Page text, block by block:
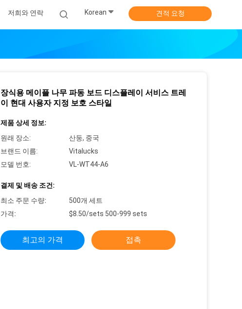
저희와 연락 Korean 견적 요청
장식용 메이플 나무 파동 보드 디스플레이 서비스 트레
이 현대 사용자 지정 보호 스타일
제품 상세 정보:
원래 장소:
산둥, 중국
브랜드 이름:
Vitalucks
모델 번호:
VL-WT44-A6
결제 및 배송 조건:
최소 주문 수량:
500개 세트
가격:
$8.50/sets 500-999 sets
최고의 가격 접촉